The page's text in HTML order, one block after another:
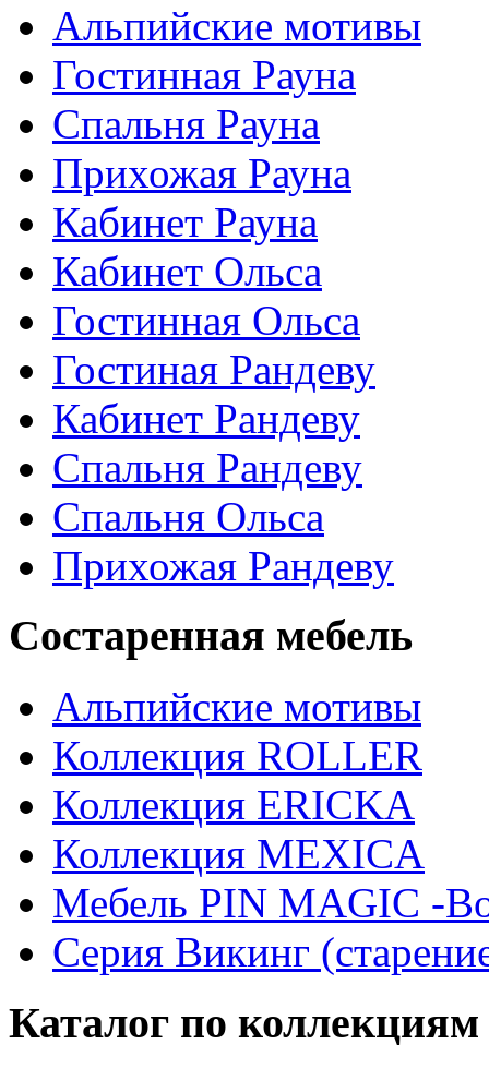
Альпийские мотивы
Гостинная Рауна
Спальня Рауна
Прихожая Рауна
Кабинет Рауна
Кабинет Ольса
Гостинная Ольса
Гостиная Рандеву
Кабинет Рандеву
Спальня Рандеву
Спальня Ольса
Прихожая Рандеву
Состаренная мебель
Альпийские мотивы
Коллекция ROLLER
Коллекция ERICKA
Коллекция MEXICA
Мебель PIN MAGIС -
Серия Викинг
Каталог по коллекциям